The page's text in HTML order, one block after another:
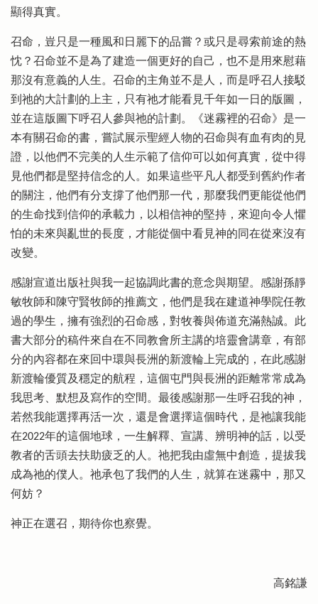
顯得真實。
召命，豈只是一種風和日麗下的品嘗？或只是尋索前途的熱
忱？召命並不是為了建造一個更好的自己，也不是用來慰藉
那沒有意義的人生。召命的主角並不是人，而是呼召人接駁
到祂的大計劃的上主，只有祂才能看見千年如一日的版圖，
並在這版圖下呼召人參與祂的計劃。《迷霧裡的召命》是一
本有關召命的書，嘗試展示聖經人物的召命與有血有肉的見
證，以他們不完美的人生示範了信仰可以如何真實，從中得
見他們都是堅持信念的人。如果這些平凡人都受到舊約作者
的關注，他們有分支撐了他們那一代，那麼我們更能從他們
的生命找到信仰的承載力，以相信神的堅持，來迎向令人懼
怕的未來與亂世的長度，才能從個中看見神的同在從來沒有
改變。
感謝宣道出版社與我一起協調此書的意念與期望。感謝孫靜
敏牧師和陳守賢牧師的推薦文，他們是我在建道神學院任教
過的學生，擁有強烈的召命感，對牧養與佈道充滿熱誠。此
書大部分的稿件來自在不同教會所主講的培靈會講章，有部
分的內容都在來回中環與長洲的新渡輪上完成的，在此感謝
新渡輪優質及穩定的航程，這個屯門與長洲的距離常常成為
我思考、默想及寫作的空間。最後感謝那一生呼召我的神，
若然我能選擇再活一次，還是會選擇這個時代，是祂讓我能
在2022年的這個地球，一生解釋、宣講、辨明神的話，以受
教者的舌頭去扶助疲乏的人。祂把我由虛無中創造，提拔我
成為祂的僕人。祂承包了我們的人生，就算在迷霧中，那又
何妨？
神正在選召，期待你也察覺。
高銘謙